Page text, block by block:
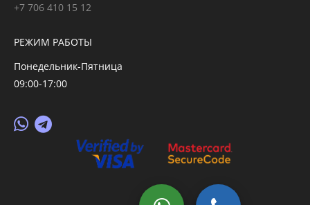
+7 706 410 15 12
РЕЖИМ РАБОТЫ
Понедельник-Пятница
09:00-17:00